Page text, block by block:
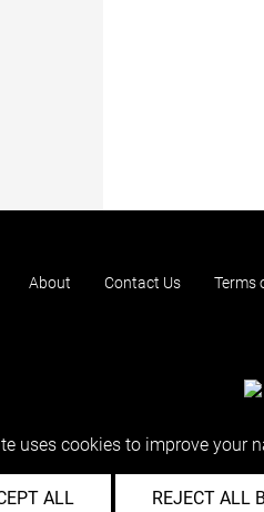
About Contact Us Terms
uses cookies to improve your
ALL REJECT ALL